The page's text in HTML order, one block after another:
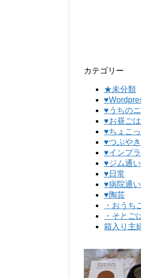
カテゴリー
★未分類
♥うちの
♥お昼ご
♥ちょこ
♥つぶやき
♥インプ
♥ジム通い
♥日常
♥病院通
♥陶芸
・おうち
・そとご
箱入り主